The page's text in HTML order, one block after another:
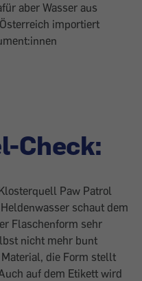
aber Wasser aus
importiert
Check:
Paw Patrol
schaut dem
Flaschenform sehr
nicht mehr bunt
die Form stellt
auf dem Etikett wird